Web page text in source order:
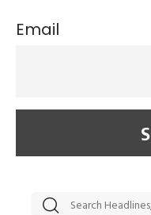
Email
सट्टेबाजी में अरेस्ट